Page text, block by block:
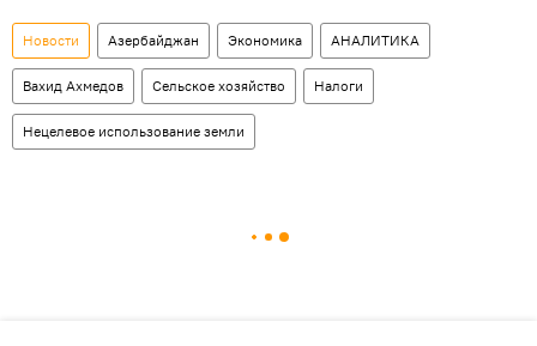
Новости Азербайджан Экономика АНАЛИТИКА
Вахид Ахмедов Сельское хозяйство Налоги
Нецелевое использование земли